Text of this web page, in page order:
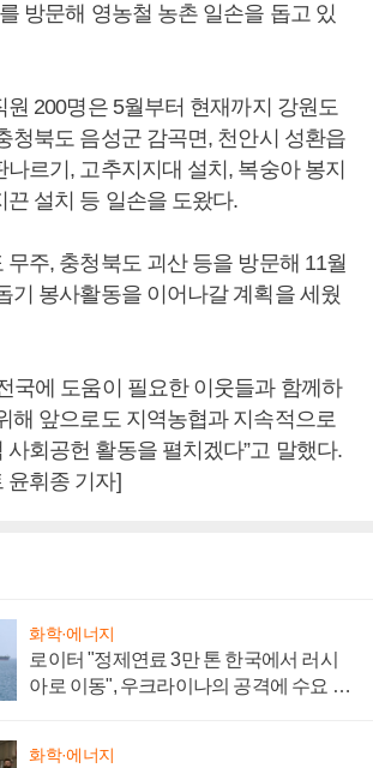
방문해 영농철 농촌 일손을 돕고 있
원 200명은 5월부터 현재까지 강원도
청북도 음성군 감곡면, 천안시 성환읍
르기, 고추지지대 설치, 복숭아 봉지
끈 설치 등 일손을 도왔다.
무주, 충청북도 괴산 등을 방문해 11월
기 봉사활동을 이어나갈 계획을 세웠
국에 도움이 필요한 이웃들과 함께하
해 앞으로도 지역농협과 지속적으로
사회공헌 활동을 펼치겠다”고 말했다.
윤휘종 기자]
화학·에너지
로이터 "정제연료 3만 톤 한국에서 러시
아로 이동", 우크라이나의 공격에 수요 늘
화학·에너지